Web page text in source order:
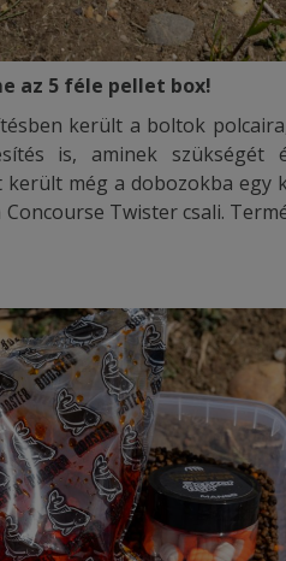
az 5 féle pellet box!
került a boltok
is, aminek szükségét
még a dobozokba egy
Twister csali.